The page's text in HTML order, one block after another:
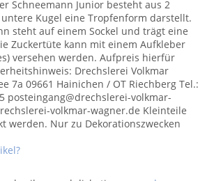
Schneemann Junior besteht aus 2
Kugel eine Tropfenform darstellt.
steht auf einem Sockel und trägt eine
Zuckertüte kann mit einem Aufkleber
versehen werden. Aufpreis hierfür
Drechslerei Volkmar
7a 09661 Hainichen / OT Riechberg Tel.:
posteingang@drechslerei-volkmar-
volkmar-wagner.de Kleinteile
werden. Nur zu Dekorationszwecken